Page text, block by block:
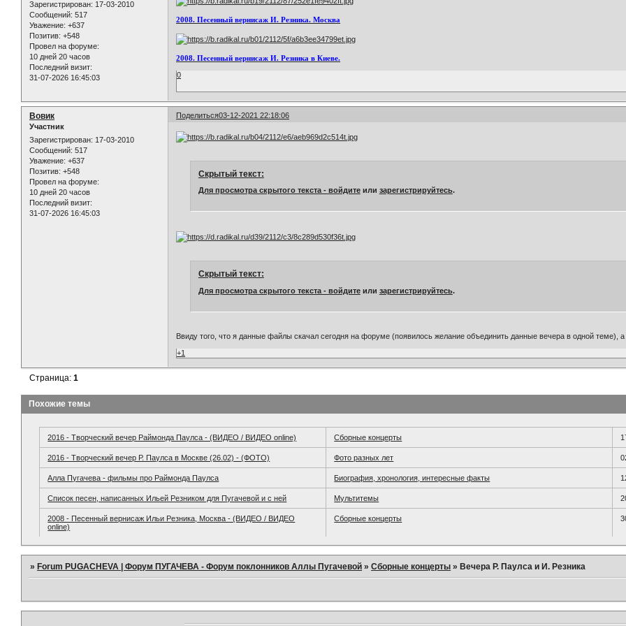
Зарегистрирован: 17-03-2010
Сообщений: 517
Уважение: +637
Позитив: +548
Провел на форуме:
10 дней 20 часов
Последний визит:
31-07-2026 16:45:03
2008. Песенный вернисаж И. Резника. Москва
2008. Песенный вернисаж И. Резника в Киеве.
0
Поделиться03-12-2021 22:18:06
Вовик
Участник
Зарегистрирован: 17-03-2010
Сообщений: 517
Уважение: +637
Позитив: +548
Провел на форуме:
10 дней 20 часов
Последний визит:
31-07-2026 16:45:03
Скрытый текст:
Для просмотра скрытого текста - войдитеили зарегистрируйтесь.
Скрытый текст:
Для просмотра скрытого текста - войдитеили зарегистрируйтесь.
Ввиду того, что я данные файлы скачал сегодня на форуме (появилось желание объединить данные вечера в одной теме),
+1
Страница:1
Похожие темы
2016 - Творческий вечер Раймонда Паулса - (ВИДЕО / ВИДЕО online) Сборные концерты
2016 - Творческий вечер Р. Паулса в Москве (26.02) - (ФОТО) Фото разных лет
Алла Пугачева - фильмы про Раймонда Паулса Биография, хронология, интересные факты
Список песен, написанных Ильей Резником для Пугачевой и с ней Мультитемы
2008 - Песенный вернисаж Ильи Резника, Москва - (ВИДЕО / ВИДЕО
online)
Сборные концерты
» Forum PUGACHEVA | Форум ПУГАЧЕВА - Форум поклонников Аллы Пугачевой »Сборные концерты » Вечера Р. Паулса и И. Резника